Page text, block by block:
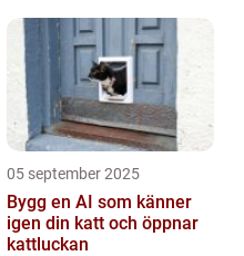
05 september 2025
Bygg en AI som känner
igen din katt och öppnar
kattluckan